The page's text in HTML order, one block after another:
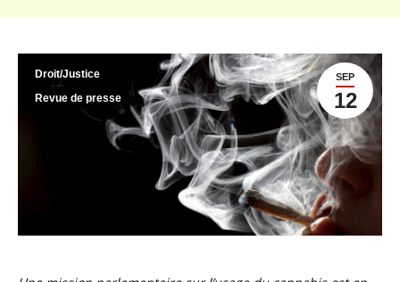
SEP
12
Droit/Justice
Revue de presse